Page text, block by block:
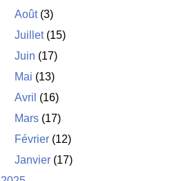
Août(3)
Juillet(15)
Juin (17)
Mai (13)
Avril (16)
Mars (17)
Février (12)
Janvier (17)